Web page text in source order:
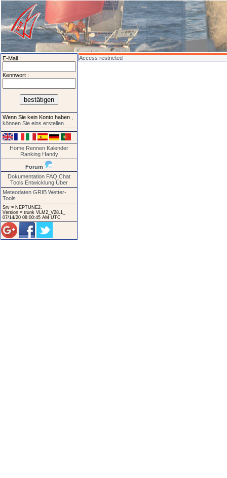
E-Mail :
Kennwort :
Wenn Sie kein Konto haben
können Sie eins erstellen
Home Rennen Kalender
Ranking Handy
Forum
Dokumentation FAQ Chat
Tools Entwicklung Über
Meteodaten GRIB Wetter-
Tools
Srv = NEPTUNE2.
Version = trunk VLM2_V28.1_
07/14/20 08:00:45 AM UTC
Access restricted